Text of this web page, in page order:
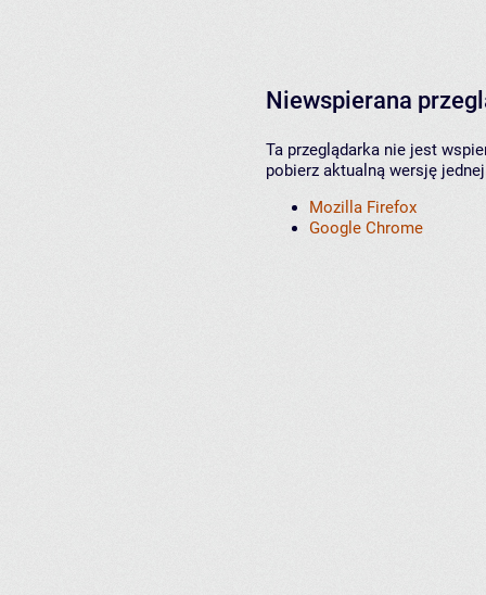
Niewspierana
Ta przeglądarka nie jest
pobierz aktualną wersję
Mozilla Firefox
Google Chrome